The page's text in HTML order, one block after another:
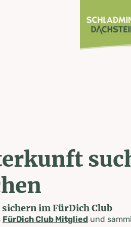
im FürDich Club
FürDich Club Mitgliedund